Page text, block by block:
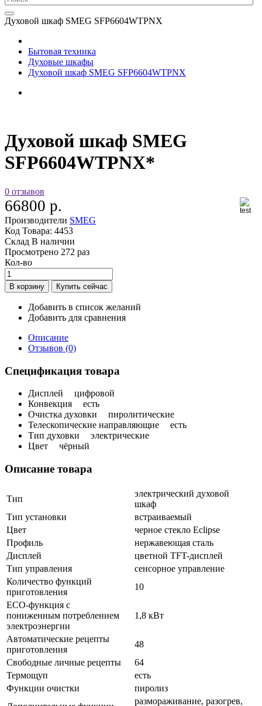
Духовой шкаф SMEG SFP6604WTPNX
Бытовая техника
Духовые шкафы
Духовой шкаф SMEG SFP6604WTPNX
Духовой шкаф SMEG
SFP6604WTPNX*
0 отзывов
66800 р.
Производители SMEG
Код Товара: 4453
Склад В наличии
Просмотрено 272 раз
Кол-во
Добавить в список желаний
Добавить для сравнения
Описание
Отзывов (0)
Спецификация товара
Дисплей
цифровой
Конвекция
есть
Очистка духовки
пиролитические
Телескопические направляющие
есть
Тип духовки
электрические
Цвет
чёрный
Описание товара
Тип
электрический духовой
шкаф
Тип установки
встраиваемый
Цвет
черное стекло Eclipse
Профиль
нержавеющая сталь
Дисплей
цветной TFT-дисплей
Тип управления
сенсорное управление
Количество функций
приготовления
10
ECO-функция с
пониженным потреблением
электроэнергии
1,8 кВт
Автоматические рецепты
приготовления
48
Свободные личные рецепты
64
Термощуп
есть
Функции очистки
пиролиз
размораживание, разогрев,